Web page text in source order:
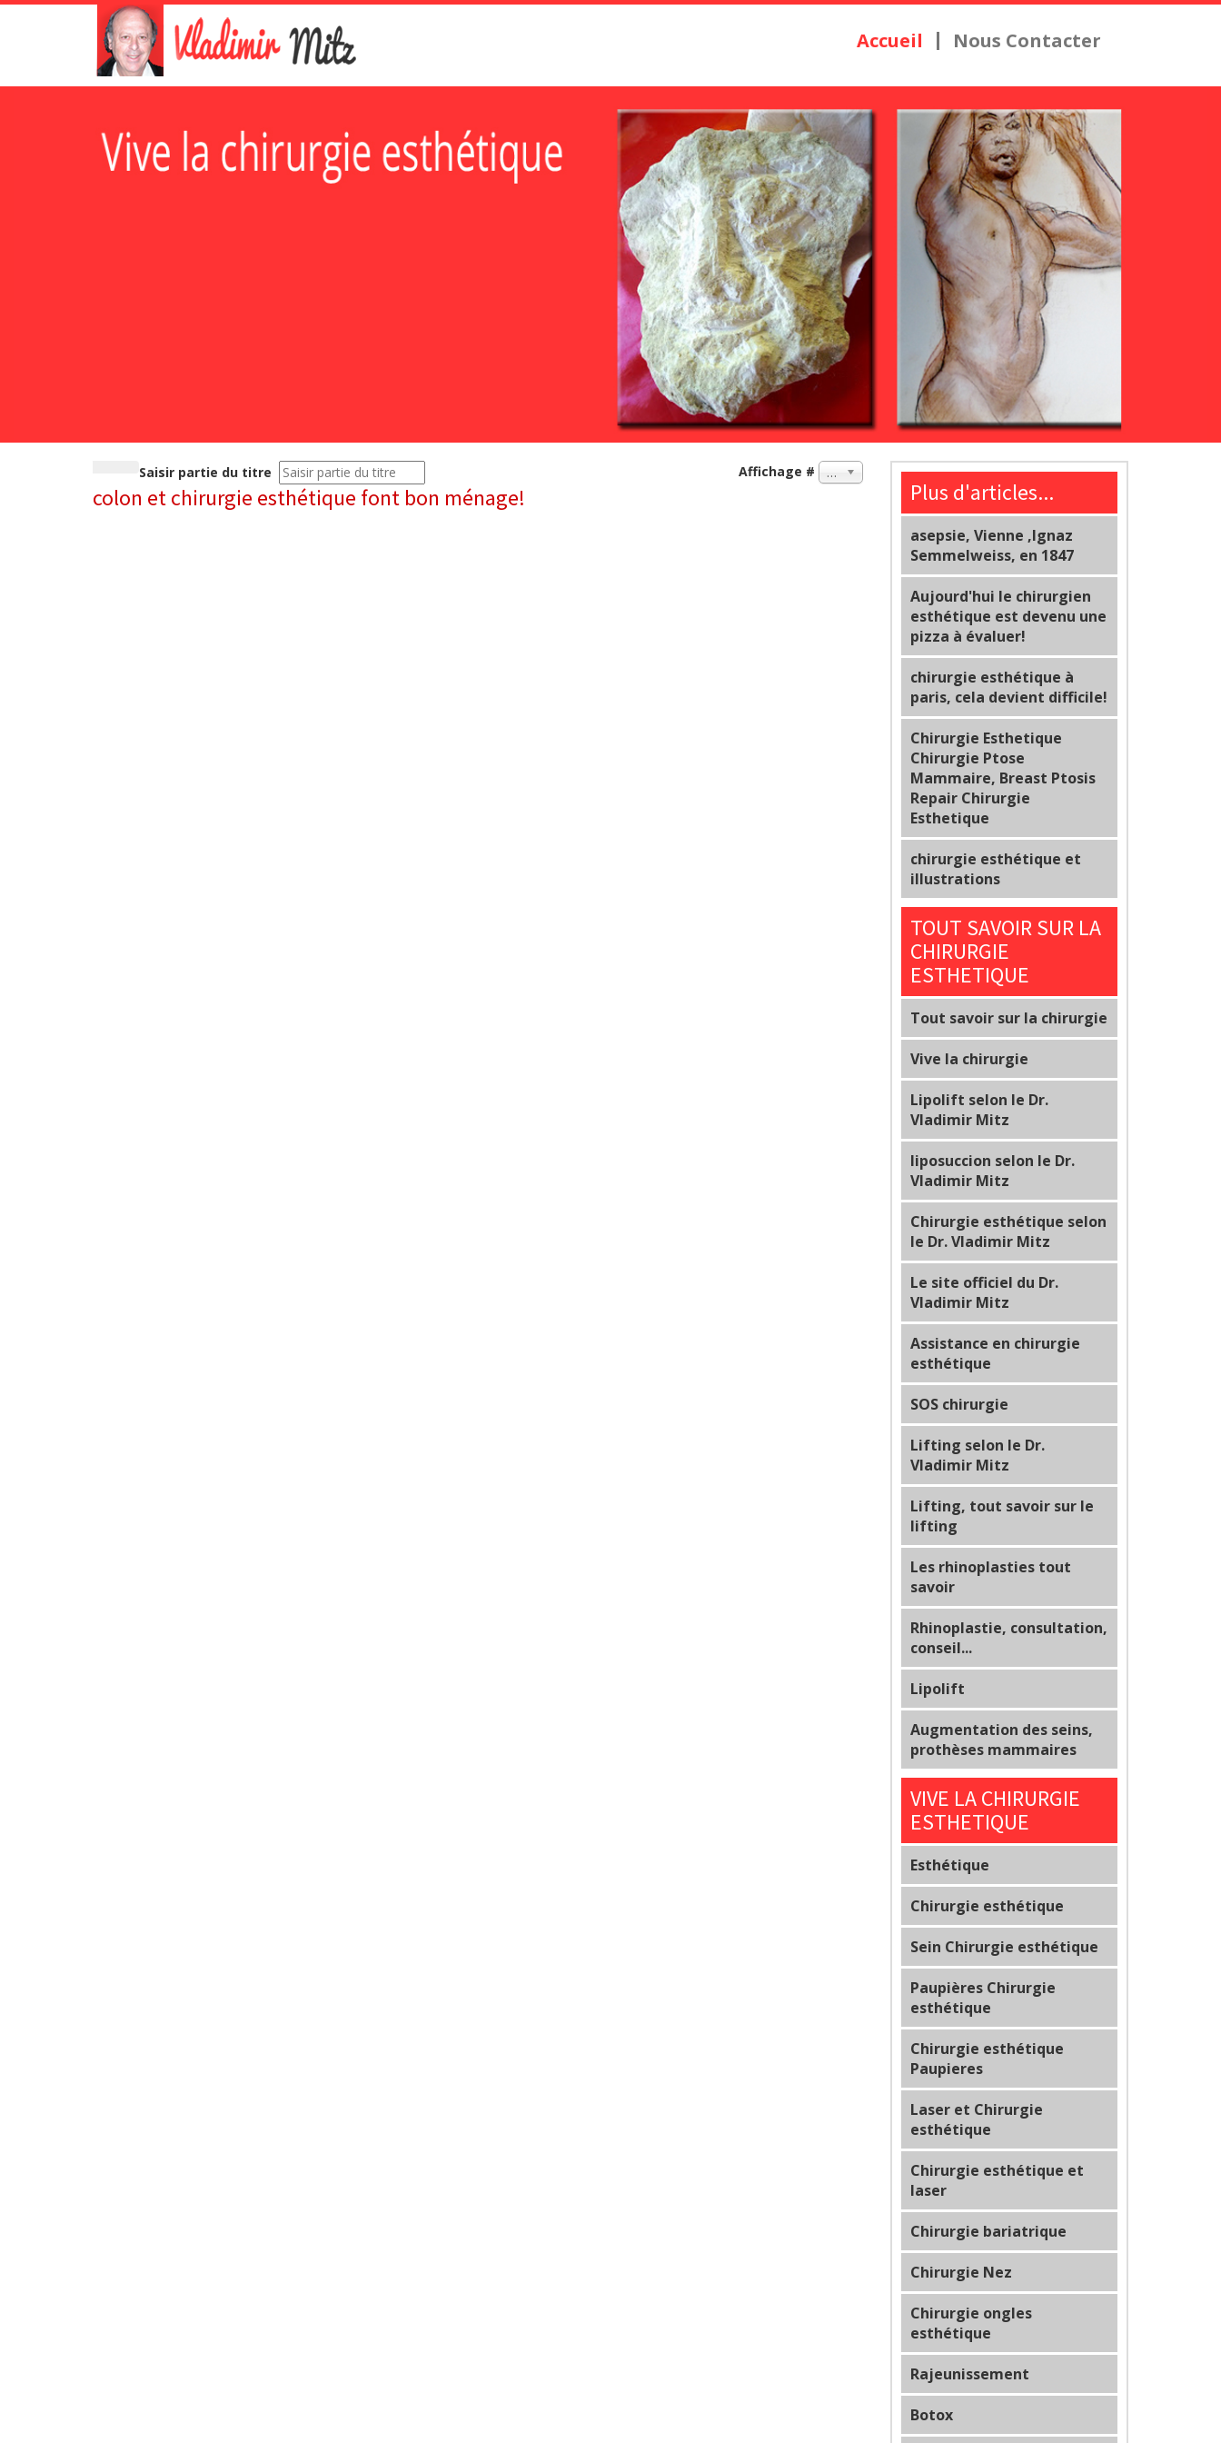
Accueil Nous Contacter
Saisir partie du titre Affichage # 20
colon et chirurgie esthétique font bon ménage! Plus d'articles...
asepsie, Vienne ,Ignaz
Semmelweiss, en 1847
Aujourd'hui le chirurgien
esthétique est devenu une
pizza à évaluer!
chirurgie esthétique à
paris, cela devient difficile!
Chirurgie Esthetique
Chirurgie Ptose
Mammaire, Breast Ptosis
Repair Chirurgie
Esthetique
chirurgie esthétique et
illustrations
TOUT SAVOIR SUR LA
CHIRURGIE
ESTHETIQUE
Tout savoir sur la chirurgie
Vive la chirurgie
Lipolift selon le Dr.
Vladimir Mitz
liposuccion selon le Dr.
Vladimir Mitz
Chirurgie esthétique selon
le Dr. Vladimir Mitz
Le site officiel du Dr.
Vladimir Mitz
Assistance en chirurgie
esthétique
SOS chirurgie
Lifting selon le Dr.
Vladimir Mitz
Lifting, tout savoir sur le
lifting
Les rhinoplasties tout
savoir
Rhinoplastie, consultation,
conseil...
Lipolift
Augmentation des seins,
prothèses mammaires
VIVE LA CHIRURGIE
ESTHETIQUE
Esthétique
Chirurgie esthétique
Sein Chirurgie esthétique
Paupières Chirurgie
esthétique
Chirurgie esthétique
Paupieres
Laser et Chirurgie
esthétique
Chirurgie esthétique et
laser
Chirurgie bariatrique
Chirurgie Nez
Chirurgie ongles
esthétique
Rajeunissement
Botox